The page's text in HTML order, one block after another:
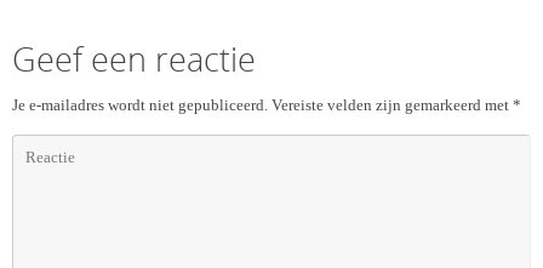
Geef een reactie
Je e-mailadres wordt niet gepubliceerd. Vereiste velden zijn gemarkeerd met *